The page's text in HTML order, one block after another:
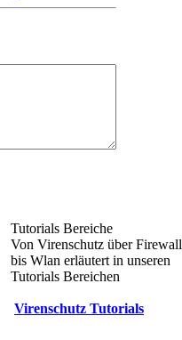
Tutorials Bereiche
Von Virenschutz über Firewall
bis Wlan erläutert in unseren
Tutorials Bereichen
Virenschutz Tutorials